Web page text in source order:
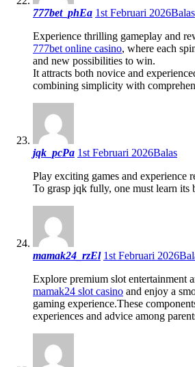
777bet_phEa 1st Februari 2026Balas
Experience thrilling gameplay and
777bet online casino, where each
and new possibilities to win.
It attracts both novice and
combining simplicity with
jqk_pcPa 1st Februari 2026Balas
Play exciting games and experience
To grasp jqk fully, one must learn its
mamak24_rzEl 1st Februari 2026
Explore premium slot entertainment
mamak24 slot casino and enjoy a
gaming experience.These
experiences and advice among